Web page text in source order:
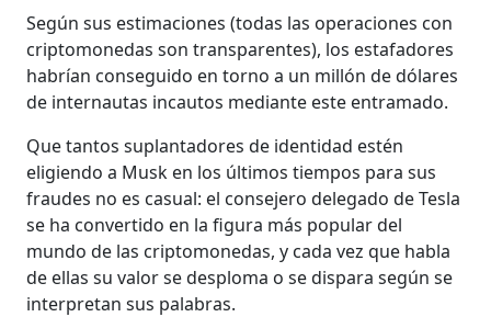
Según sus estimaciones (todas las operaciones con
criptomonedas son transparentes), los estafadores
habrían conseguido en torno a un millón de dólares
de internautas incautos mediante este entramado.
Que tantos suplantadores de identidad estén
eligiendo a Musk en los últimos tiempos para sus
fraudes no es casual: el consejero delegado de Tesla
se ha convertido en la figura más popular del
mundo de las criptomonedas, y cada vez que habla
de ellas su valor se desploma o se dispara según se
interpretan sus palabras.